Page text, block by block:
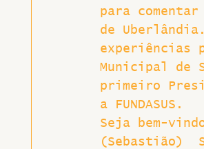
para
de
experiências
Municipal de
primeiro
a FUNDASUS.
Seja bem-
(Sebastião)